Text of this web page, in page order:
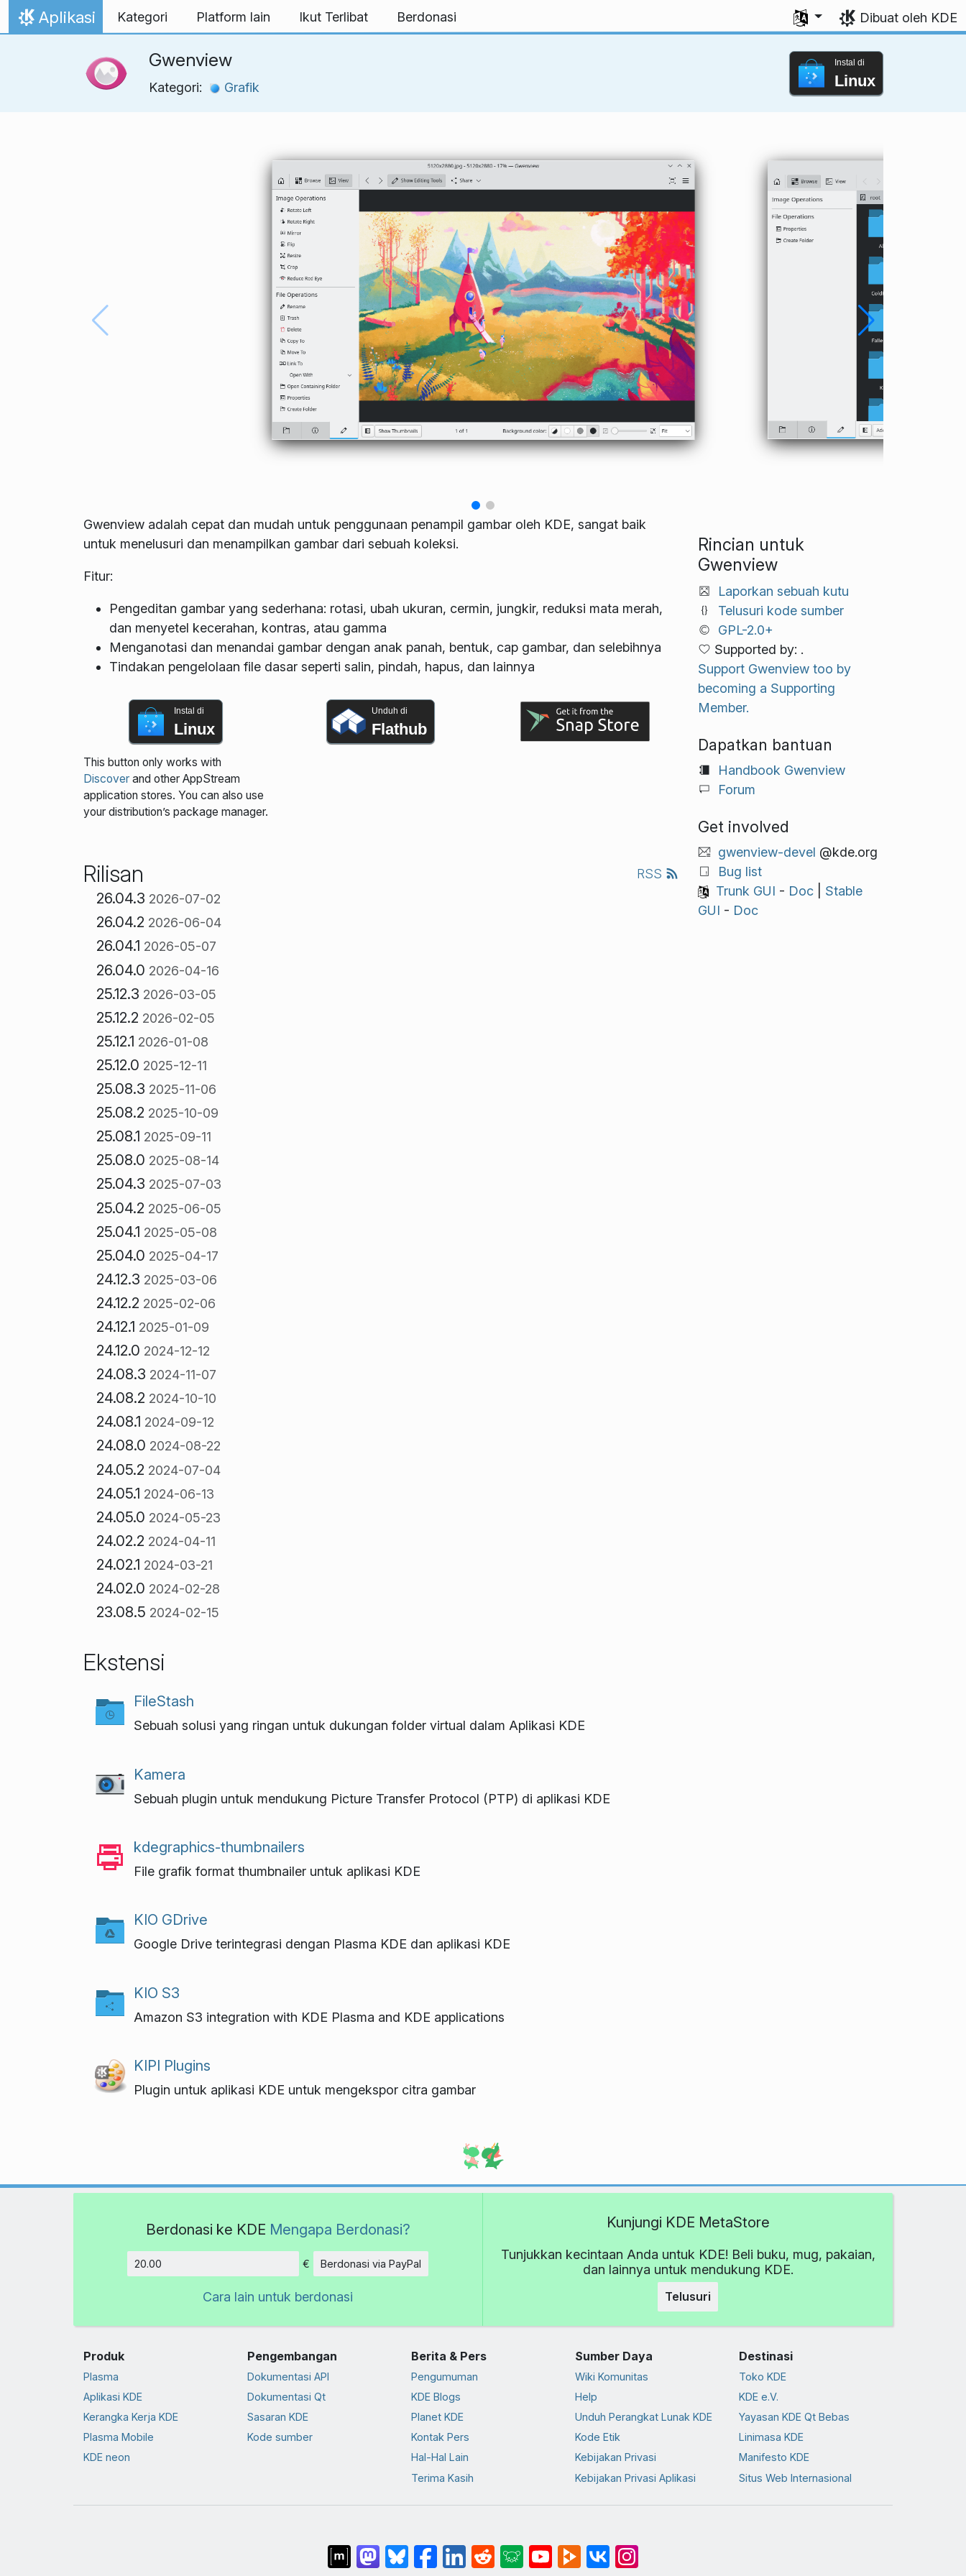
Lewati ke konten
Beranda
Aplikasi Kategori Platform lain Ikut Terlibat Berdonasi
Pilih bahasa Anda
Dibuat oleh KDE
Gwenview
Kategori: Grafik
Instal di
Linux
Gwenview adalah cepat dan mudah untuk penggunaan penampil gambar oleh KDE, sangat baik
untuk menelusuri dan menampilkan gambar dari sebuah koleksi.
Fitur:
Pengeditan gambar yang sederhana: rotasi, ubah ukuran, cermin, jungkir, reduksi mata merah,
dan menyetel kecerahan, kontras, atau gamma
Menganotasi dan menandai gambar dengan anak panah, bentuk, cap gambar, dan selebihnya
Tindakan pengelolaan file dasar seperti salin, pindah, hapus, dan lainnya
Instal di
Linux
This button only works with
Discoverand other AppStream
application stores. You can also use
your distribution’s package manager.
Unduh di
Flathub
Rilisan RSS
26.04.3 2026-07-02
26.04.2 2026-06-04
26.04.1 2026-05-07
26.04.0 2026-04-16
25.12.3 2026-03-05
25.12.2 2026-02-05
25.12.1 2026-01-08
25.12.0 2025-12-11
25.08.3 2025-11-06
25.08.2 2025-10-09
25.08.1 2025-09-11
25.08.0 2025-08-14
25.04.3 2025-07-03
25.04.2 2025-06-05
25.04.1 2025-05-08
25.04.0 2025-04-17
24.12.3 2025-03-06
24.12.2 2025-02-06
24.12.1 2025-01-09
24.12.0 2024-12-12
24.08.3 2024-11-07
24.08.2 2024-10-10
24.08.1 2024-09-12
24.08.0 2024-08-22
24.05.2 2024-07-04
24.05.1 2024-06-13
24.05.0 2024-05-23
24.02.2 2024-04-11
24.02.1 2024-03-21
24.02.0 2024-02-28
23.08.5 2024-02-15
Ekstensi
FileStash
Sebuah solusi yang ringan untuk dukungan folder virtual dalam Aplikasi KDE
Kamera
Sebuah plugin untuk mendukung Picture Transfer Protocol (PTP) di aplikasi KDE
kdegraphics-thumbnailers
File grafik format thumbnailer untuk aplikasi KDE
KIO GDrive
Google Drive terintegrasi dengan Plasma KDE dan aplikasi KDE
KIO S3
Amazon S3 integration with KDE Plasma and KDE applications
KIPI Plugins
Plugin untuk aplikasi KDE untuk mengekspor citra gambar
Rincian untuk
Gwenview
Laporkan sebuah kutu
Telusuri kode sumber
GPL-2.0+
Supported by: .
Support Gwenview too by
becoming a Supporting
Member.
Dapatkan bantuan
Handbook Gwenview
Forum
Get involved
gwenview-devel @kde.org
Bug list
Trunk GUI - Doc| Stable
GUI - Doc
Berdonasi ke KDE Mengapa Berdonasi?
Jumlah
€ Berdonasi via PayPal
Cara lain untuk berdonasi
Kunjungi KDE MetaStore
Tunjukkan kecintaan Anda untuk KDE! Beli buku, mug, pakaian,
dan lainnya untuk mendukung KDE.
Telusuri
Produk
Plasma
Aplikasi KDE
Kerangka Kerja KDE
Plasma Mobile
KDE neon
Pengembangan
Dokumentasi API
Dokumentasi Qt
Sasaran KDE
Kode sumber
Berita & Pers
Pengumuman
KDE Blogs
Planet KDE
Kontak Pers
Hal-Hal Lain
Terima Kasih
Sumber Daya
Wiki Komunitas
Help
Unduh Perangkat Lunak KDE
Kode Etik
Kebijakan Privasi
Kebijakan Privasi Aplikasi
Destinasi
Toko KDE
KDE e.V.
Yayasan KDE Qt Bebas
Linimasa KDE
Manifesto KDE
Situs Web Internasional